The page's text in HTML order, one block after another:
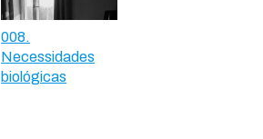
008.
Necessidades
biológicas